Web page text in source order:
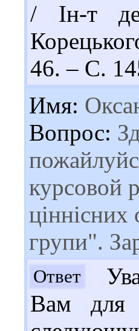
/ Ін-т
46. – С.
Имя:
Вопрос:
курсовой
ціннісних
групи".
Ответ
Вам для